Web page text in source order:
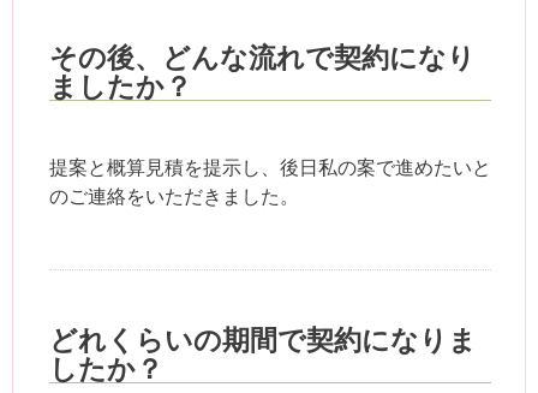
その後、どんな流れで契約になり
ましたか？
提案と概算見積を提示し、後日私の案で進めたいと
のご連絡をいただきました。
どれくらいの期間で契約になりま
したか？